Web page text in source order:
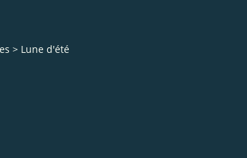
> Lune d'été